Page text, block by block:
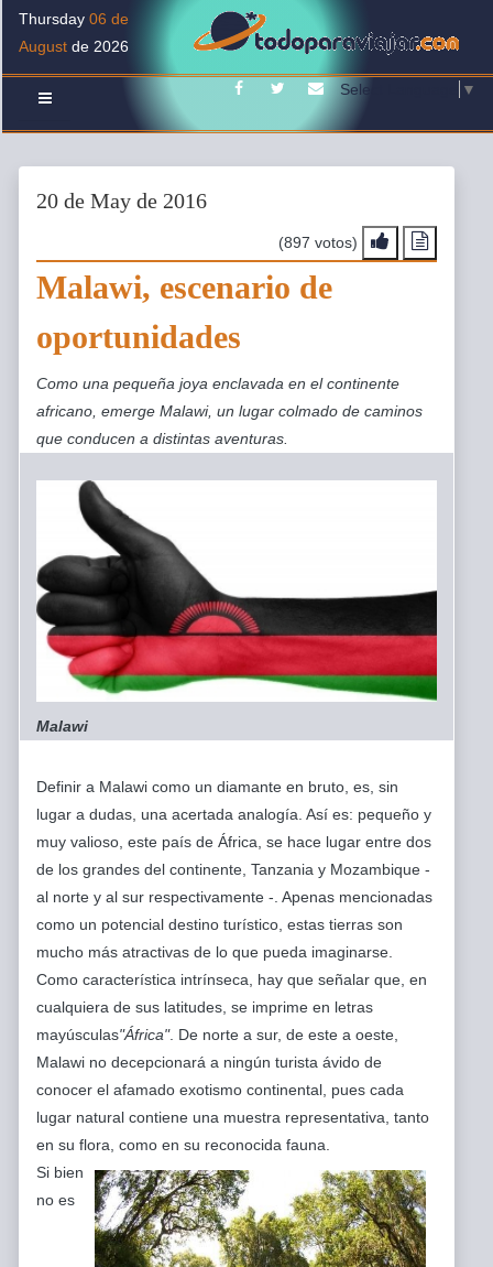
Thursday 06 de
August de 2026
FacebookTwitterContacto
Select Language ▼
20 de May de 2016
(897 votos)
Malawi, escenario de
oportunidades
Como una pequeña joya enclavada en el continente
africano, emerge Malawi, un lugar colmado de caminos
que conducen a distintas aventuras.
Malawi
Definir a Malawi como un diamante en bruto, es, sin
lugar a dudas, una acertada analogía. Así es: pequeño y
muy valioso, este país de África, se hace lugar entre dos
de los grandes del continente, Tanzania y Mozambique -
al norte y al sur respectivamente -. Apenas mencionadas
como un potencial destino turístico, estas tierras son
mucho más atractivas de lo que pueda imaginarse.
Como característica intrínseca, hay que señalar que, en
cualquiera de sus latitudes, se imprime en letras
mayúsculas"África". De norte a sur, de este a oeste,
Malawi no decepcionará a ningún turista ávido de
conocer el afamado exotismo continental, pues cada
lugar natural contiene una muestra representativa, tanto
en su flora, como en su reconocida fauna.
Si bien
no es